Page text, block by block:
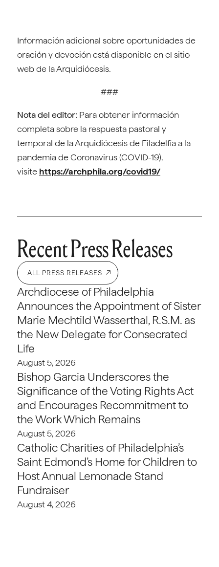
Información adicional sobre oportunidades de
oración y devoción está disponible en el sitio
web de la Arquidiócesis.
###
Nota del editor: Para obtener información
completa sobre la respuesta pastoral y
temporal de la Arquidiócesis de Filadelfia a la
pandemia de Coronavirus (COVID-19),
visite https://archphila.org/covid19/
Recent Press Releases
ALL PRESS RELEASES
Archdiocese of Philadelphia
Announces the Appointment of Sister
Marie Mechtild Wasserthal, R.S.M. as
the New Delegate for Consecrated
Life
August 5, 2026
Bishop Garcia Underscores the
Significance of the Voting Rights Act
and Encourages Recommitment to
the Work Which Remains
August 5, 2026
Catholic Charities of Philadelphia’s
Saint Edmond’s Home for Children to
Host Annual Lemonade Stand
Fundraiser
August 4, 2026